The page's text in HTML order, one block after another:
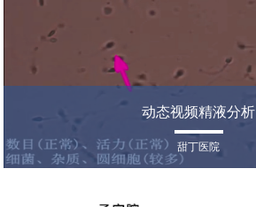
动态视频精液分析
甜丁医院